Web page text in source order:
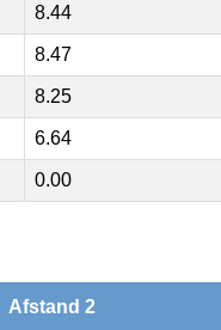
8.44
8.47
8.25
6.64
0.00
Afstand 2